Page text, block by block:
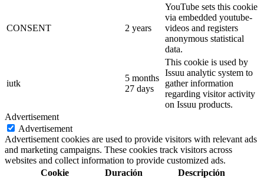
CONSENT 2 years
YouTube sets this cookie
via embedded youtube-
videos and registers
anonymous statistical
data.
iutk
5 months
27 days
This cookie is used by
Issuu analytic system to
gather information
regarding visitor activity
on Issuu products.
Advertisement
Advertisement
Advertisement cookies are used to provide visitors with relevant ads
and marketing campaigns. These cookies track visitors across
websites and collect information to provide customized ads.
Cookie
Duración Descripción